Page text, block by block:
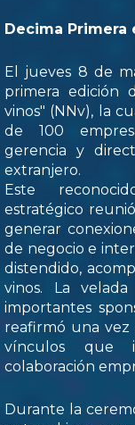
Decima Primera
El jueves 8 de
primera edición
vinos" (NNv), la
de 100
gerencia y
extranjero.
Este
estratégico
generar
de negocio e
distendido,
vinos. La
importantes
reafirmó una vez
vínculos que
colaboración
Durante la